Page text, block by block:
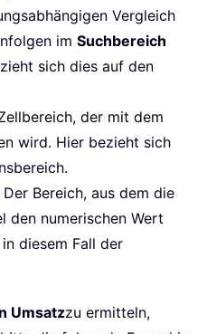
Vergleich
im Suchbereich
sich dies auf den
der mit dem
wird. Hier bezieht sich
Der Bereich, aus dem die
den numerischen Wert
diesem Fall der
Umsatzzu ermitteln,